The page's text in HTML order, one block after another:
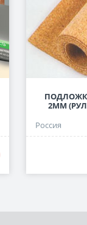
2ММ
Россия